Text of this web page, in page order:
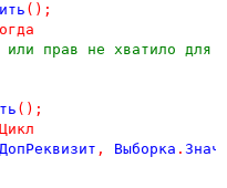
();
прав не хватило для
();
Цикл
ДопРеквизит , Выборка .